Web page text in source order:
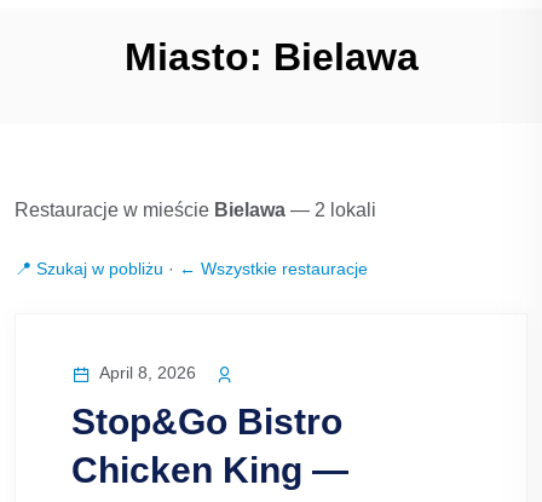
Miasto: Bielawa
Restauracje w mieście Bielawa — 2 lokali
📍 Szukaj w pobliżu · ← Wszystkie restauracje
April 8, 2026
Stop&Go Bistro
Chicken King —